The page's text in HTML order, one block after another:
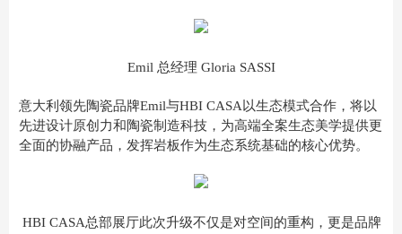
Emil 总经理 Gloria SASSI
意大利领先陶瓷品牌Emil与HBI CASA以生态模式合作，将以
先进设计原创力和陶瓷制造科技，为高端全案生态美学提供更
全面的协融产品，发挥岩板作为生态系统基础的核心优势。
HBI CASA总部展厅此次升级不仅是对空间的重构，更是品牌